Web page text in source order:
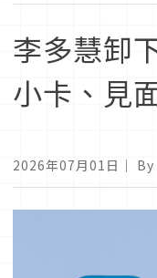
李多慧卸
小卡、見
2026年07月01日 ｜ By